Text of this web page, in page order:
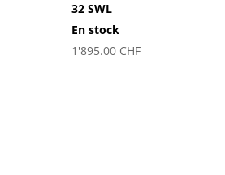
32 SWL
En stock
1'895.00 CHF